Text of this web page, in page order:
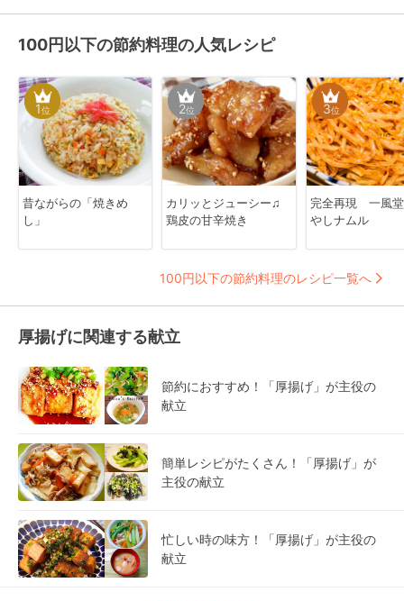
100円以下の節約料理の人気レシピ
1位
昔ながらの「焼きめ
し」
2位
カリッとジューシー♫
鶏皮の甘辛焼き
3位
完全再現 一風
やしナムル
100円以下の節約料理のレシピ一覧へ
厚揚げに関連する献立
節約におすすめ！「厚揚げ」が主役の
献立
簡単レシピがたくさん！「厚揚げ」が
主役の献立
忙しい時の味方！「厚揚げ」が主役の
献立